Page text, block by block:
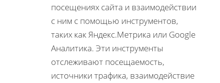
посещениях сайта и взаимодействии
с ним с помощью инструментов,
таких как Яндекс.Метрика или Google
Аналитика. Эти инструменты
отслеживают посещаемость,
источники трафика, взаимодействие